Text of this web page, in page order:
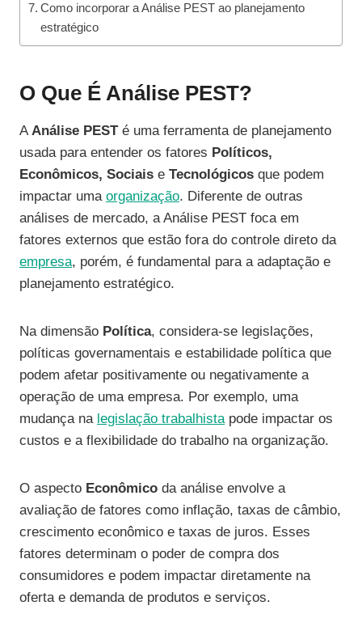
Como incorporar a Análise PEST ao planejamento
estratégico
O Que É Análise PEST?
AAnálise PESTé uma ferramenta de planejamento
usada para entender os fatores Políticos,
Econômicos, Sociais e Tecnológicos que podem
impactar uma organização. Diferente de outras
análises de mercado, a Análise PEST foca em
fatores externos que estão fora do controle direto da
empresa, porém, é fundamental para a adaptação e
planejamento estratégico.
Na dimensão Política, considera-se legislações,
políticas governamentais e estabilidade política que
podem afetar positivamente ou negativamente a
operação de uma empresa. Por exemplo, uma
mudança na legislação trabalhistapode impactar os
custos e a flexibilidade do trabalho na organização.
O aspecto Econômico da análise envolve a
avaliação de fatores como inflação, taxas de câmbio,
crescimento econômico e taxas de juros. Esses
fatores determinam o poder de compra dos
consumidores e podem impactar diretamente na
oferta e demanda de produtos e serviços.